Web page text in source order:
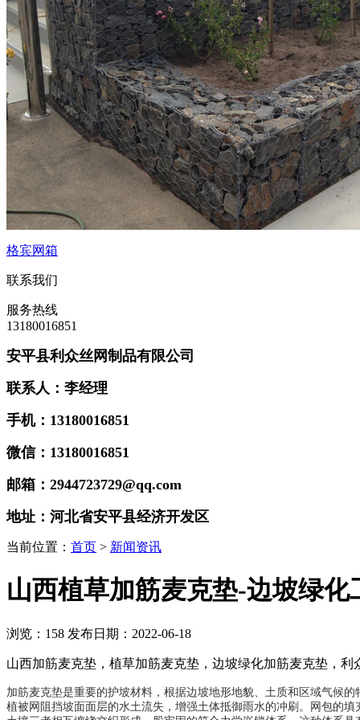
格宾网箱
联系我们
服务热线
13180016851
安平县利众丝网制品有限公司
联系人：李经理
手机：13180016851
微信：13180016851
邮箱：2944723729@qq.com
地址：河北省安平县经济开发区
当前位置： 首页 > 新闻资讯
山西植草加筋麦克垫-边坡绿化
浏览： 158 发布日期：2022-06-18
山西加筋麦克垫，植草加筋麦克垫，边坡绿化加筋麦克垫，利
加筋麦克垫是重要的护坡材料，根据边坡地形地貌、土质和区域气候
植被网阻挡坡面面层的水土流失，增强土体抵御雨水的冲刷。网包的